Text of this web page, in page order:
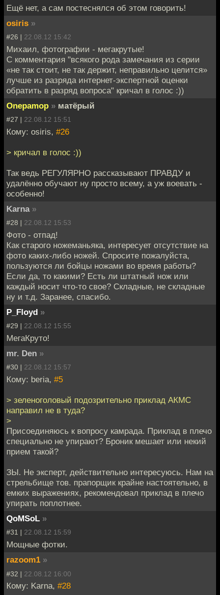
Ещё нет, а сам постеснялся об этом говорить!
osiris »
#26 | 22.08.12 15:42
Михаил, фотографии - мегакрутые!
С комментария "всякого рода замечания из серии
«не так стоит, не так держит, неправильно целится»
лучше из разряда интернет-экспертной оценки
обратить в разряд вопроса" кричал в голос :))
Onepamop » матёрый
#27 | 22.08.12 15:51
Кому: osiris, #26
> кричал в голос :))
Так ведь РЕГУЛЯРНО рассказывают ПРАВДУ и
удалённо обучают ну просто всему, а уж воевать -
особенно!
Karna »
#28 | 22.08.12 15:53
Фото - отпад!
Как старого ножеманьяка, интересует отсутствие на
фото каких-либо ножей. Спросите пожалуйста,
пользуются ли бойцы ножами во время работы?
Если да, то какими? Есть ли штатный нож или
каждый носит что-то свое? Складные, не складные
ну и т.д. Заранее, спасибо.
P_Floyd »
#29 | 22.08.12 15:55
МегаКруто!
mr. Den »
#30 | 22.08.12 15:57
Кому: beria, #5
> зеленоголовый подозрительно приклад АКМС
направил не в туда?
>
Присоединяюсь к вопросу камрада. Приклад в плечо
специально не упирают? Броник мешает или некий
прием такой?
ЗЫ. Не эксперт, действительно интересуюсь. Нам на
стрельбище тов. прапорщик крайне настоятельно, в
емких выражениях, рекомендовал приклад в плечо
упирать поплотнее.
QoMSoL »
#31 | 22.08.12 15:59
Мощные фотки.
razoom1 »
#32 | 22.08.12 16:00
Кому: Karna, #28